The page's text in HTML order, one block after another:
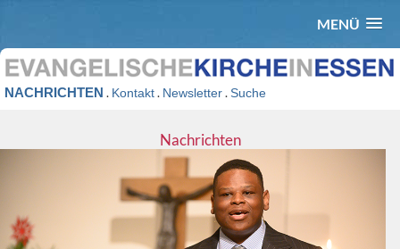
MENÜ
NACHRICHTEN . Kontakt. Newsletter.Suche
Nachrichten